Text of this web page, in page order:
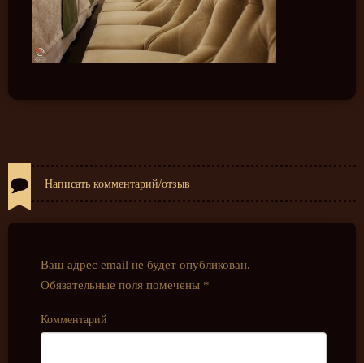
Написать комментарий/отзыв
Ваш адрес email не будет опубликован.
Обязательные поля помечены *
Комментарий